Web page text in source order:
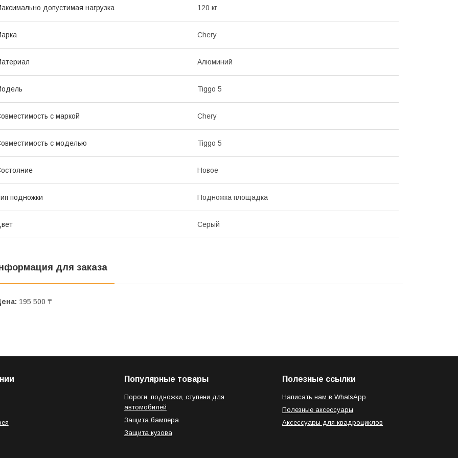
допустимая нагрузка 120 кг
Chery
Алюминий
Tiggo 5
с маркой Chery
с моделью Tiggo 5
Новое
подножки Подножка площадка
Серый
для заказа
195 500 ₸
Популярные товары
Пороги, подножки, ступени для
автомобилей
Защита бампера
Защита кузова
Полезные ссылки
Написать нам в WhatsApp
Полезные аксессуары
Аксессуары для квадроциклов